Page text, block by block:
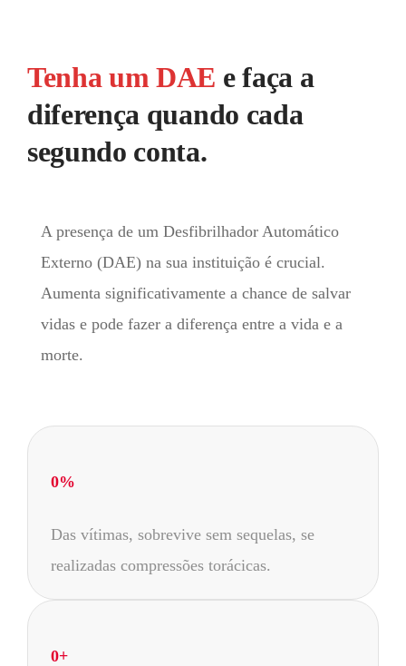
Tenha um DAE e faça a
diferença quando cada
segundo conta.
A presença de um Desfibrilhador Automático
Externo (DAE) na sua instituição é crucial.
Aumenta significativamente a chance de salvar
vidas e pode fazer a diferença entre a vida e a
morte.
0%
Das vítimas, sobrevive sem sequelas, se
realizadas compressões torácicas.
0+